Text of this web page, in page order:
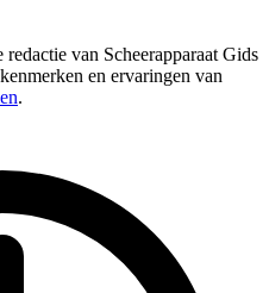
van Scheerapparaat Gids
en ervaringen van
.